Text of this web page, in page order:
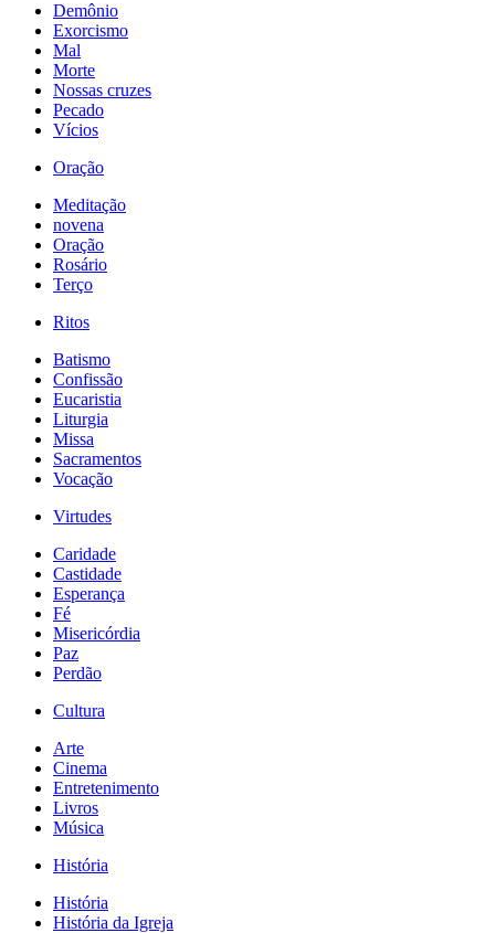
Demônio
Exorcismo
Mal
Morte
Nossas cruzes
Pecado
Vícios
Oração
Meditação
novena
Oração
Rosário
Terço
Ritos
Batismo
Confissão
Eucaristia
Liturgia
Missa
Sacramentos
Vocação
Virtudes
Caridade
Castidade
Esperança
Fé
Misericórdia
Paz
Perdão
Cultura
Arte
Cinema
Entretenimento
Livros
Música
História
História
História da Igreja